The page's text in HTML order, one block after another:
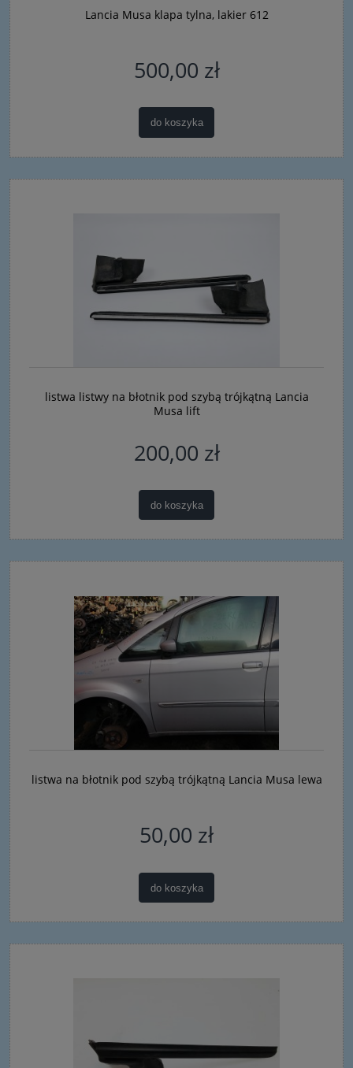
Lancia Musa klapa tylna, lakier 612
500,00 zł
do koszyka
listwa listwy na błotnik pod szybą trójkątną Lancia
Musa lift
200,00 zł
do koszyka
listwa na błotnik pod szybą trójkątną Lancia Musa lewa
50,00 zł
do koszyka